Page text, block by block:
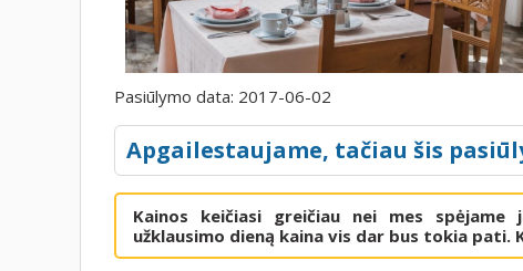
Pasiūlymo data: 2017-06-02
Apgailestaujame, tačiau šis
Kainos keičiasi greičiau nei mes
užklausimo dieną kaina vis dar bus tokia